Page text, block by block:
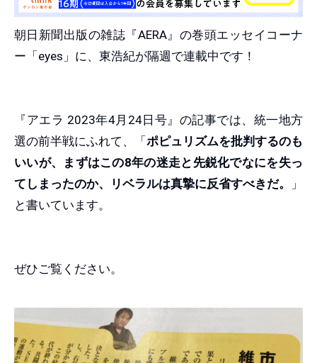
朝日新聞出版の雑誌『AERA』の巻頭エッセイコーナ
ー「eyes」に、東浩紀が隔週で連載中です！
『アエラ 2023年4月24日号』の記事では、統一地方
選の前半戦にふれて、「ポピュリズムを批判するのも
いいが、まずはこの8年の迷走と先鋭化でなにを失っ
てしまったのか、リベラルは真摯に反省すべきだ。
」
と書いています。
ぜひご覧ください。